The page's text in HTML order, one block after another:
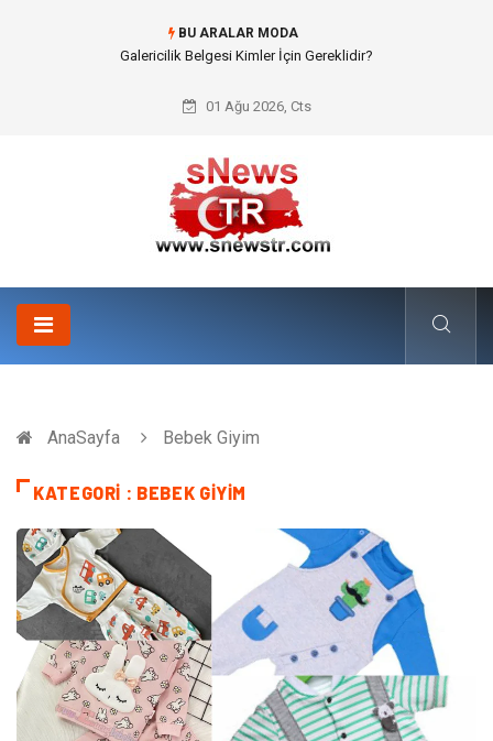
BU ARALAR MODA
Galericilik Belgesi Kimler İçin Gereklidir?
01 Ağu 2026, Cts
AnaSayfa Bebek Giyim
KATEGORI : BEBEK GIYIM